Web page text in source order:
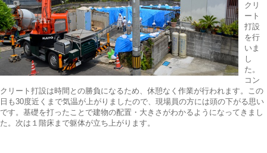
クリ
ート
打設
を行
いま
し
た。
コン
クリート打設は時間との勝負になるため、休憩なく作業が行われます。この
日も30度近くまで気温が上がりましたので、現場員の方には頭の下がる思い
です。基礎を打ったことで建物の配置・大きさがわかるようになってきまし
た。次は１階床まで躯体が立ち上がります。